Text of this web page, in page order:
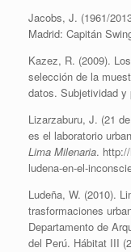
Jacobs, J. (1961/
Madrid: Capitán
Kazez, R. (2009).
selección de la
datos. Subjetividad y
Lizarzaburu, J. (21
es el laboratorio
Lima Milenaria.
ludena-en-el-
Ludeña, W. (2010).
trasformaciones
Departamento de
del Perú. Hábitat III